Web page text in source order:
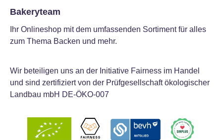
Bakeryteam
Ihr Onlineshop mit dem umfassenden Sortiment für alles
zum Thema Backen und mehr.
Wir beteiligen uns an der Initiative Fairness im Handel
und sind zertifiziert von der Prüfgesellschaft ökologischer
Landbau mbH DE-ÖKO-007